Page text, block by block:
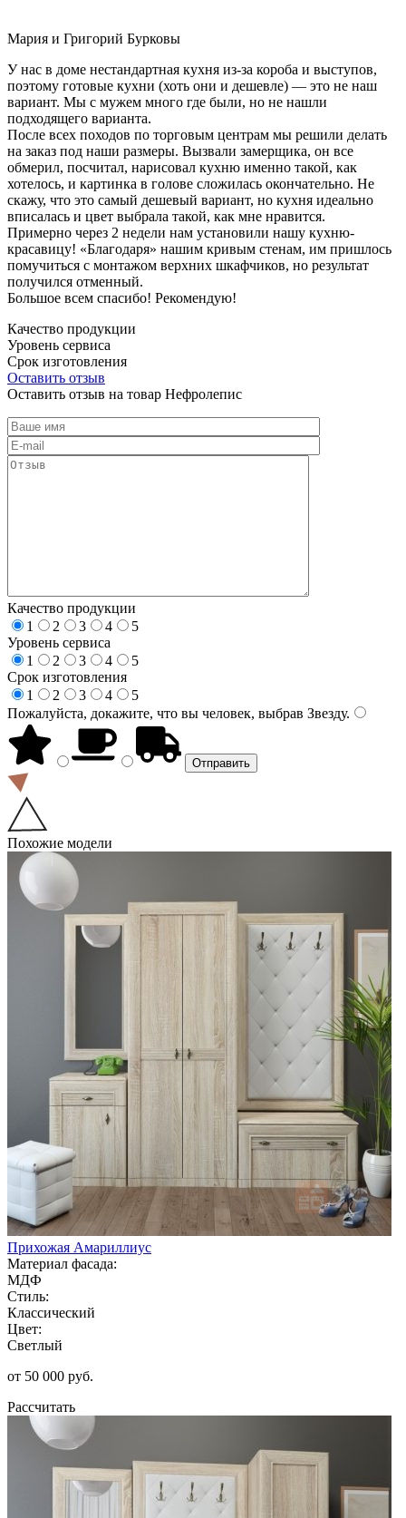
Мария и Григорий Бурковы
У нас в доме нестандартная кухня из-за короба и выступов,
поэтому готовые кухни (хоть они и дешевле) — это не наш
вариант. Мы с мужем много где были, но не нашли
подходящего варианта.
После всех походов по торговым центрам мы решили делать
на заказ под наши размеры. Вызвали замерщика, он все
обмерил, посчитал, нарисовал кухню именно такой, как
хотелось, и картинка в голове сложилась окончательно. Не
скажу, что это самый дешевый вариант, но кухня идеально
вписалась и цвет выбрала такой, как мне нравится.
Примерно через 2 недели нам установили нашу кухню-
красавицу! «Благодаря» нашим кривым стенам, им пришлось
помучиться с монтажом верхних шкафчиков, но результат
получился отменный.
Большое всем спасибо! Рекомендую!
Качество продукции
Уровень сервиса
Срок изготовления
Оставить отзыв
Оставить отзыв на товар Нефролепис
Качество продукции
1
2 3 4
5
Уровень сервиса
1
2 3 4
5
Срок изготовления
1
2 3 4
5
Пожалуйста, докажите, что вы человек, выбрав Звезду.
Похожие модели
Прихожая Амариллиус
Материал фасада:
МДФ
Стиль:
Классический
Цвет:
Светлый
от 50 000 руб.
Рассчитать